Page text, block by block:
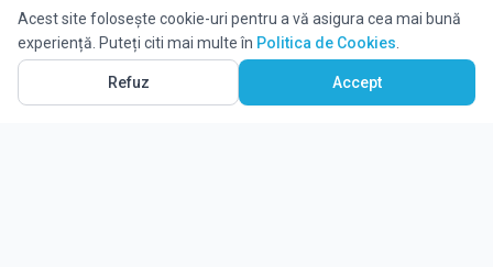
Acest site folosește cookie-uri pentru a vă asigura cea mai bună
experiență. Puteți citi mai multe în Politica de Cookies
Refuz Accept